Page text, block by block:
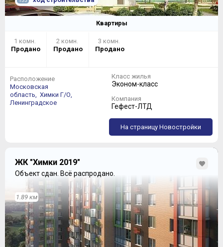
Квартиры
1 комн.
Продано
2 комн.
Продано
3 комн.
Продано
Расположение
Московская
область,
Химки Г/О,
Ленинградское
Класс жилья
Эконом-класс
Компания
Гефест-ЛТД
На страницу Новостройки
ЖК "Химки 2019"
Объект сдан. Всё распродано.
1.89 км